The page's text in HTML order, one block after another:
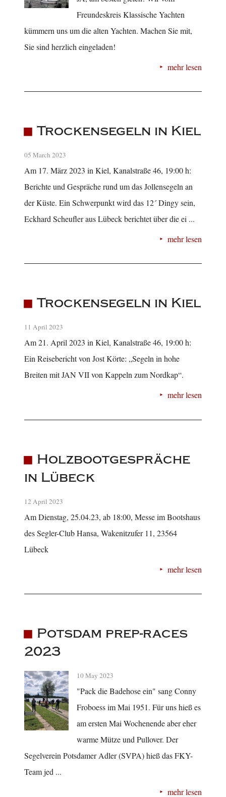
Freundeskreis Klassische Yachten
kümmern uns um die alten Yachten. Machen Sie mit,
Sie sind herzlich eingeladen!
mehr lesen
Trockensegeln in Kiel
05 March 2023
Am 17. März 2023 in Kiel, Kanalstraße 46, 19:00 h:
Berichte und Gespräche rund um das Jollensegeln an
der Küste. Ein Schwerpunkt wird das 12´ Dingy sein,
Eckhard Scheufler aus Lübeck berichtet über die ei ...
mehr lesen
Trockensegeln in Kiel
11 April 2023
Am 21. April 2023 in Kiel, Kanalstraße 46, 19:00 h:
Ein Reisebericht von Jost Körte: „Segeln in hohe
Breiten mit JAN VII von Kappeln zum Nordkap“.
mehr lesen
Holzbootgespräche
in Lübeck
12 April 2023
Am Dienstag, 25.04.23, ab 18:00, Messe im Bootshaus
des Segler-Club Hansa, Wakenitzufer 11, 23564
Lübeck
mehr lesen
Potsdam prep-races
2023
10 May 2023
"Pack die Badehose ein" sang Conny
Froboess im Mai 1951. Für uns hieß es
am ersten Mai Wochenende aber eher
warme Mütze und Pullover. Der
Segelverein Potsdamer Adler (SVPA) hieß das FKY-
Team jed ...
mehr lesen